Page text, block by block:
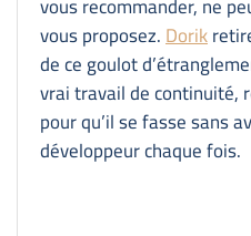
vous proposez.Dorik
de ce goulot
vrai travail de continuité,
pour qu’il se fasse sans
développeur chaque fois.